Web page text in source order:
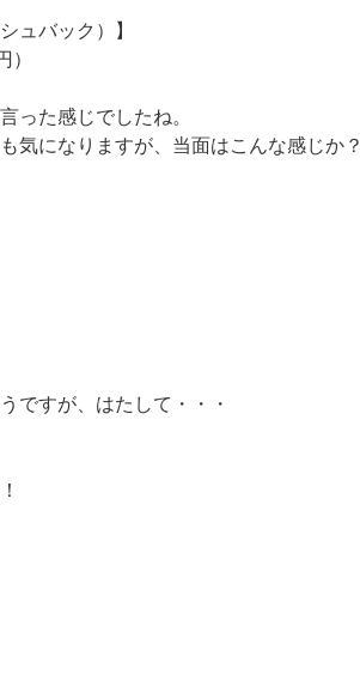
ュバック）】
）
った感じでしたね。
気になりますが、当面はこんな感じか？
ですが、はたして・・・